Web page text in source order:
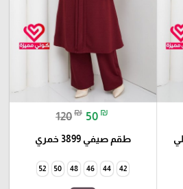
120₪ 50 ₪
طقم صيفي 3899 خمري
42
44
46
48
50
52